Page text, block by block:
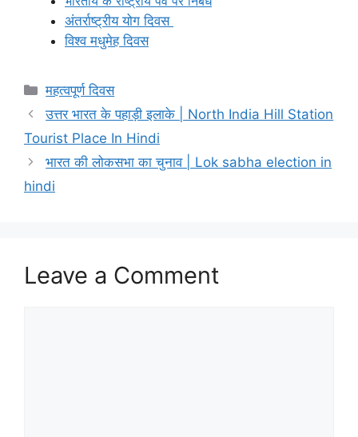
अंतर्राष्ट्रीय योग दिवस
विश्व मधुमेह दिवस
Categories
महत्वपूर्ण दिवस
उत्तर भारत के पहाड़ी इलाके | North India Hill Station
Tourist Place In Hindi
भारत की लोकसभा का चुनाव | Lok sabha election in
hindi
Leave a Comment